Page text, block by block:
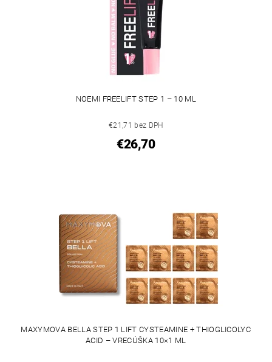
NOEMI FREELIFT STEP 1 – 10 ML
€21,71 bez DPH
€26,70
MAXYMOVA BELLA STEP 1 LIFT CYSTEAMINE + THIOGLICOLYC
ACID – VRECÚŠKA 10×1 ML